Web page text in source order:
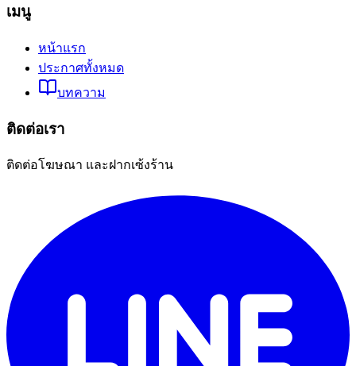
เมนู
หน้าแรก
ประกาศทั้งหมด
บทความ
ติดต่อเรา
ติดต่อโฆษณา และฝากเซ้งร้าน